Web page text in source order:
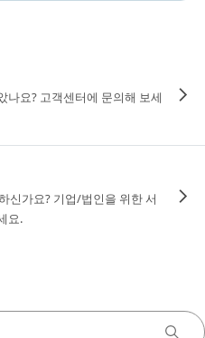
나요? 고객센터에 문의해 보세
신가요? 기업/법인을 위한 서
요.